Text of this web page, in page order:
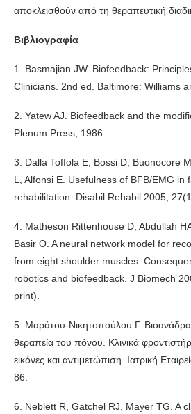
αποκλεισθούν από τη θεραπευτική
Βιβλιογραφία
1. Basmajian JW. Biofeedback:
Clinicians. 2nd ed. Baltimore: Williams
2. Yatew AJ. Biofeedback and the
Plenum Press; 1986.
3. Dalla Toffola E, Bossi D, Buonocore
L, Alfonsi E. Usefulness of BFB/EMG in
rehabilitation. Disabil Rehabil 2005;
4. Matheson Rittenhouse D, Abdullah
Basir O. A neural network model for
from eight shoulder muscles:
robotics and biofeedback. J Biomech
print).
5. Μαράτου-Νικητοπούλου Γ.
θεραπεία του πόνου. Κλινικά
εικόνες και αντιμετώπιση. Ιατρική
86.
6. Neblett R, Gatchel RJ, Mayer TG. A